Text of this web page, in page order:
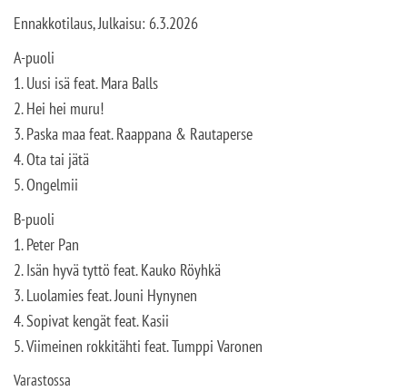
Ennakkotilaus, Julkaisu: 6.3.2026
A-puoli
1. Uusi isä feat. Mara Balls
2. Hei hei muru!
3. Paska maa feat. Raappana & Rautaperse
4. Ota tai jätä
5. Ongelmii
B-puoli
1. Peter Pan
2. Isän hyvä tyttö feat. Kauko Röyhkä
3. Luolamies feat. Jouni Hynynen
4. Sopivat kengät feat. Kasii
5. Viimeinen rokkitähti feat. Tumppi Varonen
Varastossa